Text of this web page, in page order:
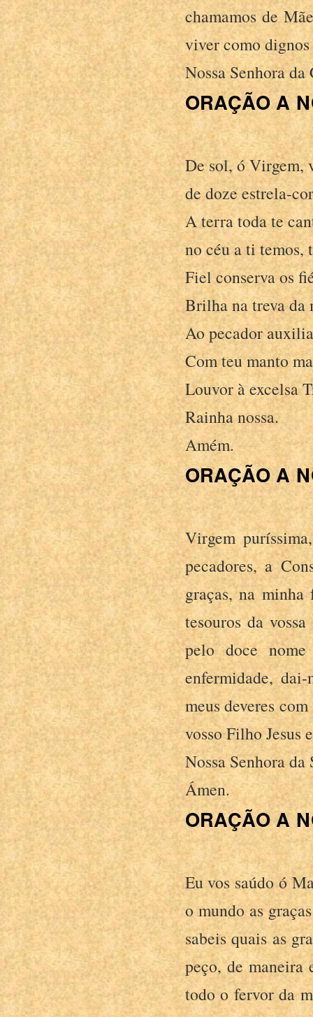
chamamos de
viver como
Nossa Senhora
ORAÇÃO A
De sol, ó Virgem,
de doze estrela-
A terra toda te
no céu a ti temos,
Fiel conserva os
Brilha na treva da
Ao pecador
Com teu manto
Louvor à excelsa
Rainha nossa.
Amém.
ORAÇÃO A
Virgem
pecadores, a
graças, na
tesouros da
pelo doce
enfermidade,
meus deveres
vosso Filho Jesus
Nossa Senhora
Ámen.
ORAÇÃO A
Eu vos saúdo ó
o mundo as
sabeis quais as
peço, de maneira
todo o fervor da